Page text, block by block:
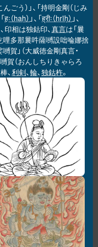
ごう）」、「持明金剛（じみ
हः（haḥ） 」、「ह्रीः（hrīḥ） 」、
、印相は独鈷印、真言は「曩
多那曩吽薩嚩設咄㖮娜捨
賀」（大威徳金剛真言・
賀（おんしちりきゃらろ
、利剣、輪、独鈷杵。